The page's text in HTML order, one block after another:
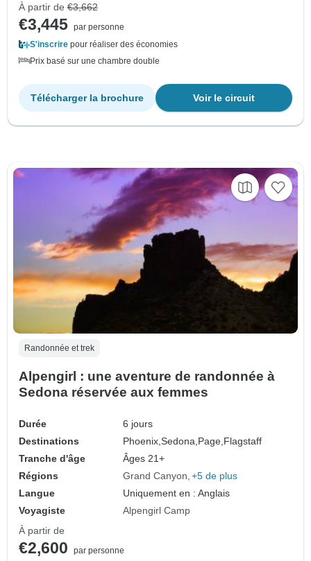
À partir de €3,662
€3,445 par personne
S'inscrire pour réaliser des économies
Prix basé sur une chambre double
Voir le circuit
Télécharger la brochure
Randonnée et trek
Alpengirl : une aventure de randonnée à
Sedona réservée aux femmes
Durée
6 jours
Destinations
Phoenix,Sedona, Page, Flagstaff
Tranche d'âge
Âges 21+
Régions
Grand Canyon +5 de plus
Langue
Uniquement en : Anglais
Voyagiste
Alpengirl Camp
À partir de
€2,600
par personne